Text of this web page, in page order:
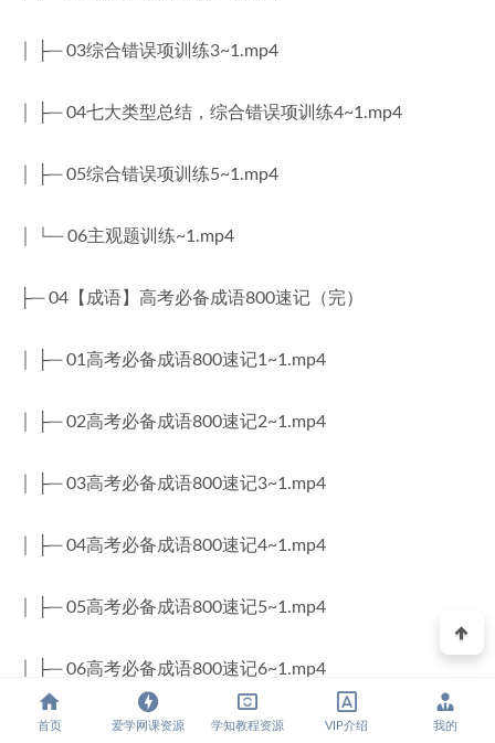
│ ├─ 03综合错误项训练3~1.mp4
│ ├─ 04七大类型总结，综合错误项训练4~1.mp4
│ ├─ 05综合错误项训练5~1.mp4
│ └─ 06主观题训练~1.mp4
├─ 04【成语】高考必备成语800速记（完）
│ ├─ 01高考必备成语800速记1~1.mp4
│ ├─ 02高考必备成语800速记2~1.mp4
│ ├─ 03高考必备成语800速记3~1.mp4
│ ├─ 04高考必备成语800速记4~1.mp4
│ ├─ 05高考必备成语800速记5~1.mp4
│ ├─ 06高考必备成语800速记6~1.mp4
│ ├─ 07高考必备成语800速记7~1.mp4
首页 爱学网课资源 学知教程资源 VIP介绍 我的